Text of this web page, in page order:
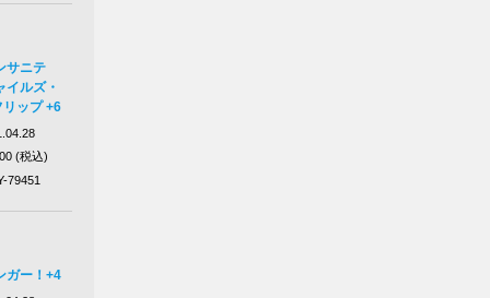
サニテ
イルズ・
ップ +6
(税込)
79451
ガー！+4